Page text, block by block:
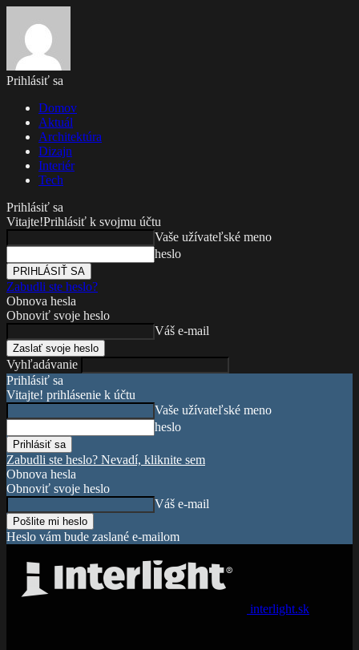
Prihlásiť sa
Domov
Aktuál
Architektúra
Dizajn
Interiér
Tech
Prihlásiť sa
Vitajte!Prihlásiť k svojmu účtu
Vaše užívateľské meno
heslo
Zabudli ste heslo?
Obnova hesla
Obnoviť svoje heslo
Váš e-mail
Vyhľadávanie
Prihlásiť sa
Vitajte! prihlásenie k účtu
Vaše užívateľské meno
heslo
Zabudli ste heslo? Nevadí, kliknite sem
Obnova hesla
Obnoviť svoje heslo
Váš e-mail
Heslo vám bude zaslané e-mailom
interlight.sk